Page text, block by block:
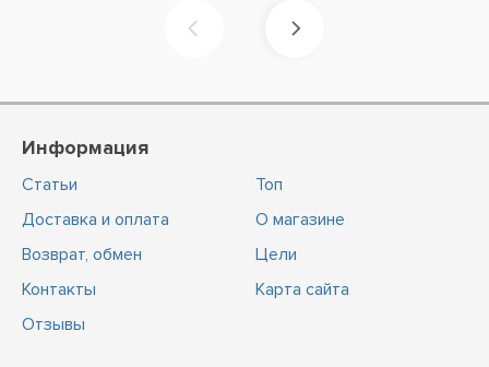
Информация
Статьи
Доставка и оплата
Возврат, обмен
Контакты
Отзывы
Топ
О магазине
Цели
Карта сайта